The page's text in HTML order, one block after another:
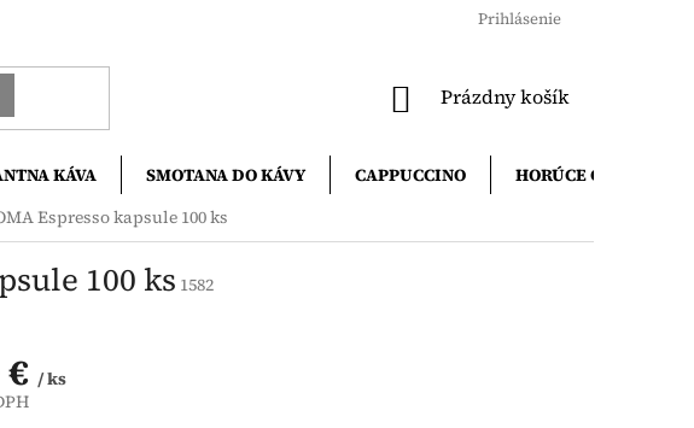
Prihlásenie
NÁKUPNÝ
Prázdny košík
KÁVA SMOTANA DO KÁVY CAPPUCCINO
HORÚCE ČOKOLÁDY
Espresso kapsule 100 ks
100 ks 1582
/ ks